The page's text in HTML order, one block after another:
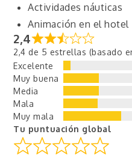
Actividades náuticas
Animación en el hotel
2,4
2,4 de 5 estrellas (basado
Excelente
Muy buena
Media
Mala
Muy mala
Tu puntuación global